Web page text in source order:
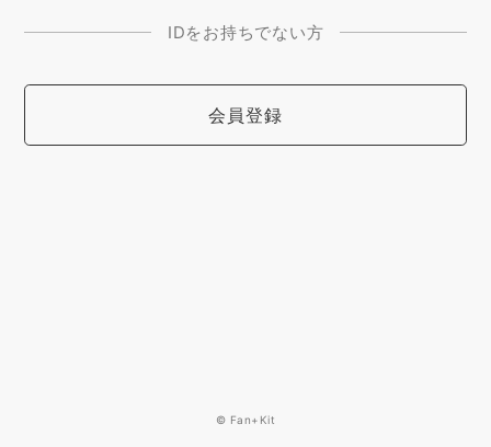
IDをお持ちでない方
会員登録
© Fan+Kit